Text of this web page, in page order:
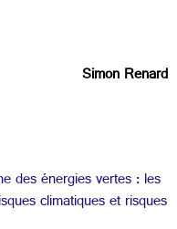
Simon Renard
des énergies vertes : les
climatiques et risques